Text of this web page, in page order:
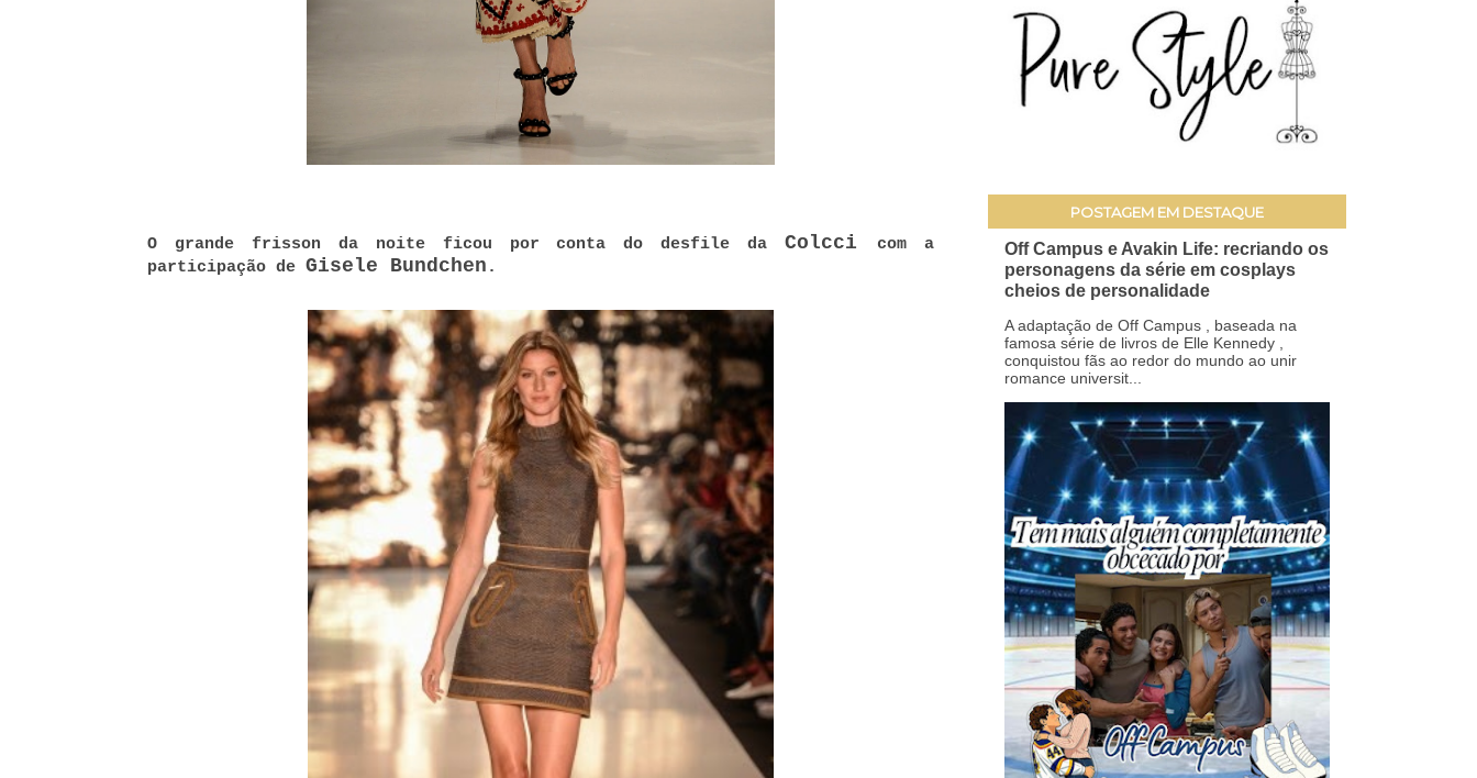
O grande frisson da noite ficou por conta do desfile daColcci
com a
participação de Gisele Bundchen .
POSTAGEM EM DESTAQUE
Off Campus e Avakin Life: recriando os
personagens da série em cosplays
cheios de personalidade
A adaptação de Off Campus , baseada na
famosa série de livros de Elle Kennedy ,
conquistou fãs ao redor do mundo ao unir
romance universit...